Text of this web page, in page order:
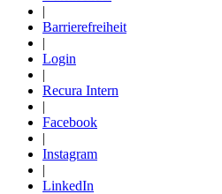
|
Barrierefreiheit
|
Login
|
Recura Intern
|
Facebook
|
Instagram
|
LinkedIn